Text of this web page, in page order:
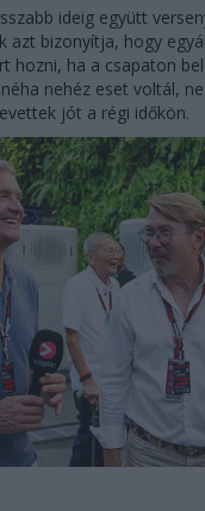
ideig együtt
azt bizonyítja, hogy
hozni, ha a csapaton
nehéz eset voltál,
jót a régi időkön.